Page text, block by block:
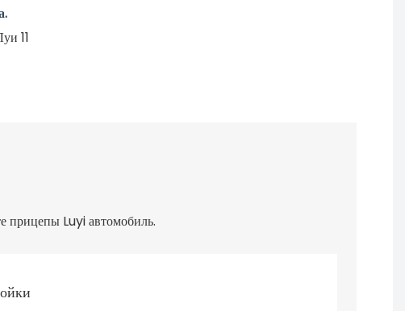
прицепы Luyi автомобиль.